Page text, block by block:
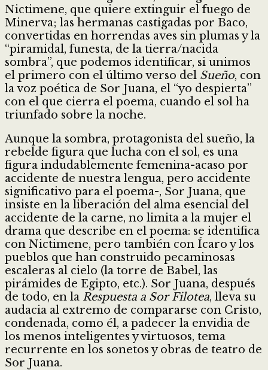
Nictimene, que quiere extinguir el fuego de
Minerva; las hermanas castigadas por Baco,
convertidas en horrendas aves sin plumas y la
“piramidal, funesta, de la tierra/nacida
sombra”, que podemos identificar, si unimos
el primero con el último verso del Sueño, con
la voz poética de Sor Juana, el “yo despierta”
con el que cierra el poema, cuando el sol ha
triunfado sobre la noche.
Aunque la sombra, protagonista del sueño, la
rebelde figura que lucha con el sol, es una
figura indudablemente femenina-acaso por
accidente de nuestra lengua, pero accidente
significativo para el poema-, Sor Juana, que
insiste en la liberación del alma esencial del
accidente de la carne, no limita a la mujer el
drama que describe en el poema: se identifica
con Nictimene, pero también con Ícaro y los
pueblos que han construido pecaminosas
escaleras al cielo (la torre de Babel, las
pirámides de Egipto, etc.). Sor Juana, después
de todo, en la Respuesta a Sor Filotea, lleva su
audacia al extremo de compararse con Cristo,
condenada, como él, a padecer la envidia de
los menos inteligentes y virtuosos, tema
recurrente en los sonetos y obras de teatro de
Sor Juana.